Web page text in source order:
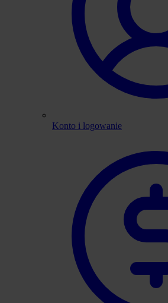
Konto i logowanie